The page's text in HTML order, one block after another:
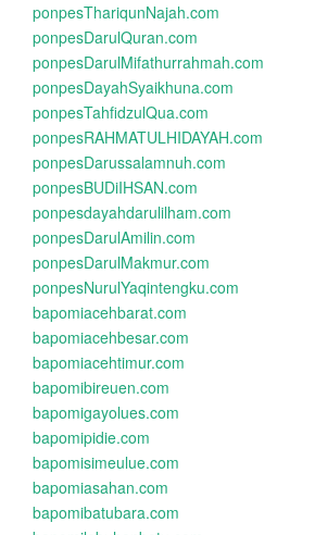
ponpesThariqunNajah.com
ponpesDarulQuran.com
ponpesDarulMifathurrahmah.com
ponpesDayahSyaikhuna.com
ponpesTahfidzulQua.com
ponpesRAHMATULHIDAYAH.com
ponpesDarussalamnuh.com
ponpesBUDiIHSAN.com
ponpesdayahdarulilham.com
ponpesDarulAmilin.com
ponpesDarulMakmur.com
ponpesNurulYaqintengku.com
bapomiacehbarat.com
bapomiacehbesar.com
bapomiacehtimur.com
bapomibireuen.com
bapomigayolues.com
bapomipidie.com
bapomisimeulue.com
bapomiasahan.com
bapomibatubara.com